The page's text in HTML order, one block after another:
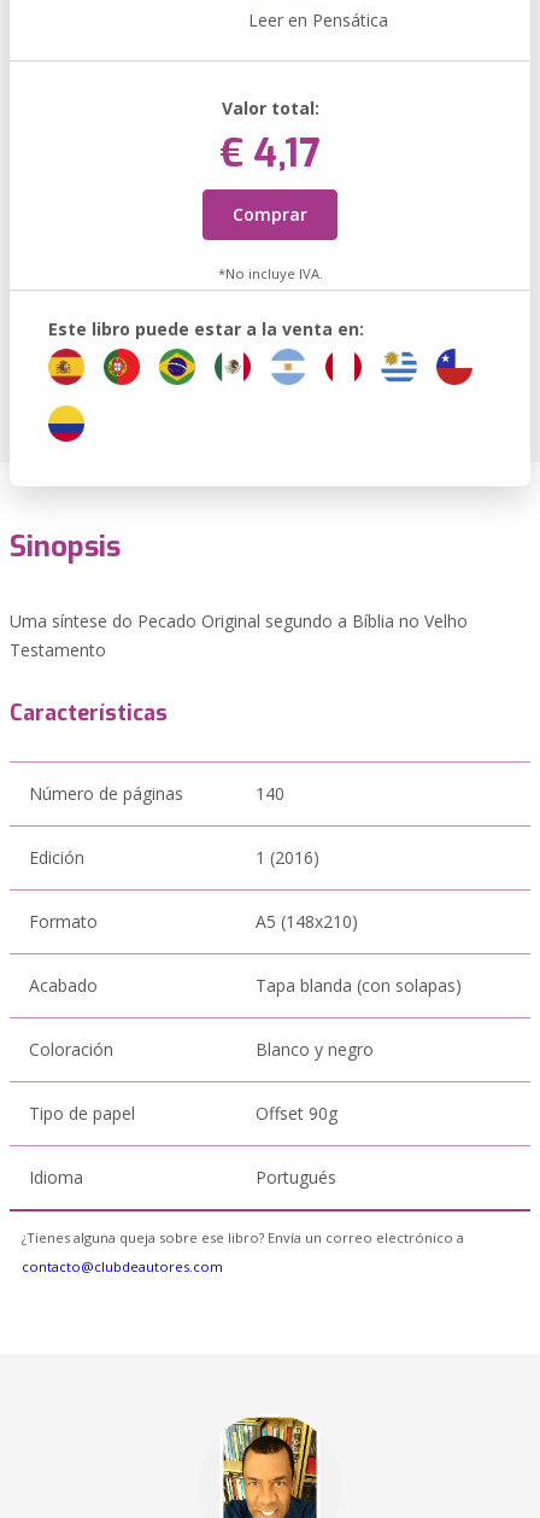
Leer en Pensática
Valor total:
€ 4,17
Comprar
*No incluye IVA.
Este libro puede estar a la venta en:
Sinopsis
Uma síntese do Pecado Original segundo a Bíblia no Velho
Testamento
Características
Número de páginas 140
Edición 1 (2016)
Formato A5 (148x210)
Acabado Tapa blanda (con solapas)
Coloración Blanco y negro
Tipo de papel Offset 90g
Idioma Portugués
¿Tienes alguna queja sobre ese libro? Envía un correo electrónico a
contacto@clubdeautores.com